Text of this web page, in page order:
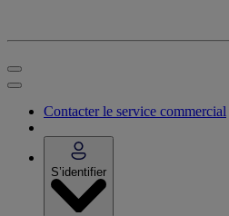
Contacter le service commercial
S’identifier